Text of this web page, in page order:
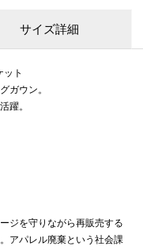
サイズ詳細
ト
ガウン。
躍。
ジを守りながら再販売する
アパレル廃棄という社会課